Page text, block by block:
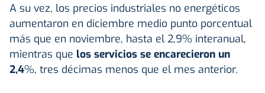
A su vez, los precios industriales no energéticos
aumentaron en diciembre medio punto porcentual
más que en noviembre, hasta el 2,9% interanual,
mientras que los servicios se encarecieron un
2,4%, tres décimas menos que el mes anterior.